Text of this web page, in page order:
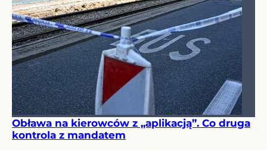
Obława na kierowców z „aplikacją”. Co druga
kontrola z mandatem